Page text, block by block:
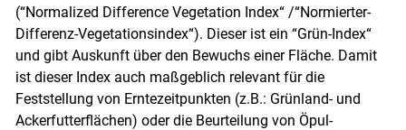
(“Normalized Difference Vegetation Index“ /“Normierter-
Differenz-Vegetationsindex“). Dieser ist ein “Grün-Index“
und gibt Auskunft über den Bewuchs einer Fläche. Damit
ist dieser Index auch maßgeblich relevant für die
Feststellung von Erntezeitpunkten (z.B.: Grünland- und
Ackerfutterflächen) oder die Beurteilung von Öpul-